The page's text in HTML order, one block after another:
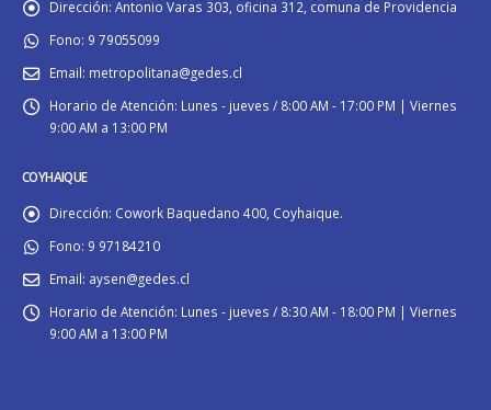
Dirección: Antonio Varas 303, oficina 312, comuna de Providencia
Fono: 9 79055099
Email: metropolitana@gedes.cl
Horario de Atención: Lunes - jueves / 8:00 AM - 17:00 PM | Viernes
9:00 AM a 13:00 PM
COYHAIQUE
Dirección: Cowork Baquedano 400, Coyhaique.
Fono: 9 97184210
Email: aysen@gedes.cl
Horario de Atención: Lunes - jueves / 8:30 AM - 18:00 PM | Viernes
9:00 AM a 13:00 PM